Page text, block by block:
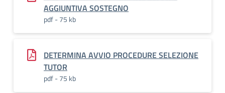
AGGIUNTIVA SOSTEGNO
pdf - 75 kb
DETERMINA AVVIO PROCEDURE SELEZIONE
TUTOR
pdf - 75 kb